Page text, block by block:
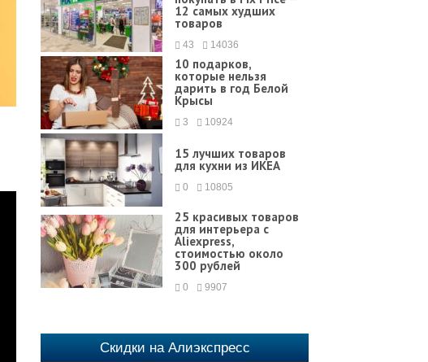
12 самых худших
товаров
43 14036
10 подарков,
которые нельзя
дарить в год Белой
Крысы
3 10924
15 лучших товаров
для кухни из ИКЕА
0 10805
25 красивых товаров
для интерьера с
Aliexpress,
стоимостью около
300 рублей
0 9907
Скидки на Алиэкспресс